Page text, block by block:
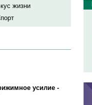
жизни
усилие -